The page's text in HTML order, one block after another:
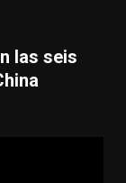
las seis